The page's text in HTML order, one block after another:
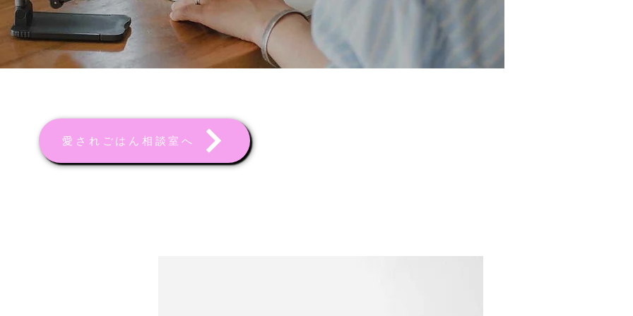
愛されごはん相談室へ